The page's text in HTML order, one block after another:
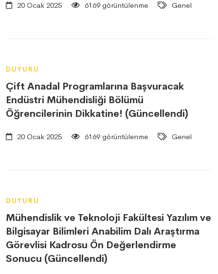
20 Ocak 2025 6169 görüntülenme Genel
DUYURU
Çift Anadal Programlarına Başvuracak
Endüstri Mühendisliği Bölümü
Öğrencilerinin Dikkatine! (Güncellendi)
20 Ocak 2025 6169 görüntülenme Genel
DUYURU
Mühendislik ve Teknoloji Fakültesi Yazılım ve
Bilgisayar Bilimleri Anabilim Dalı Araştırma
Görevlisi Kadrosu Ön Değerlendirme
Sonucu (Güncellendi)